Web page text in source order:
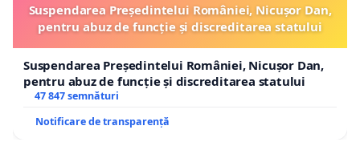
Suspendarea Președintelui României, Nicușor Dan,
pentru abuz de funcție și discreditarea statului
Suspendarea Președintelui României, Nicușor Dan,
pentru abuz de funcție și discreditarea statului
47 847 semnături
Notificare de transparență